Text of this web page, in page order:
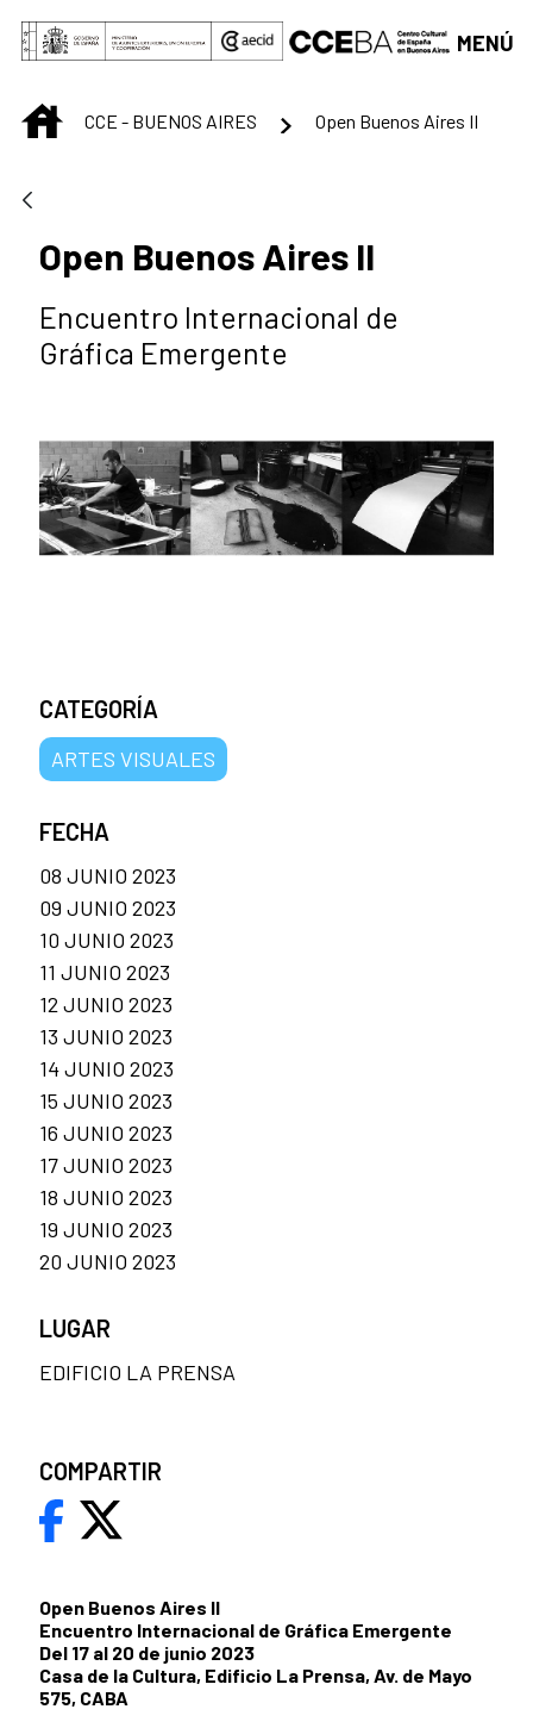
Saltar al contenido principal
MENÚ
INICIOCCE - BUENOS AIRES Open Buenos Aires II
Open Buenos Aires II
Encuentro Internacional de
Gráfica Emergente
Open Buenos Aires II
Encuentro Internacional de Gráfica Emergente
Del 17 al 20 de junio 2023
Casa de la Cultura, Edificio La Prensa, Av. de Mayo
575, CABA
CATEGORÍA
ARTES VISUALES
FECHA
08 JUNIO 2023
09 JUNIO 2023
10 JUNIO 2023
11 JUNIO 2023
12 JUNIO 2023
13 JUNIO 2023
14 JUNIO 2023
15 JUNIO 2023
16 JUNIO 2023
17 JUNIO 2023
18 JUNIO 2023
19 JUNIO 2023
20 JUNIO 2023
LUGAR
EDIFICIO LA PRENSA
COMPARTIR